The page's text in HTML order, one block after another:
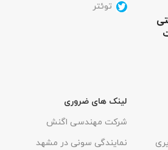
توئتر
لینک های ضروری
شرکت مهندسی اگنش
نمایندگی سونی در مشهد